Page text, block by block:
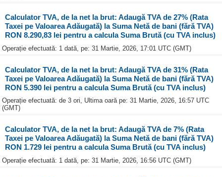
Calculator TVA, de la net la brut: Adaugă TVA de 27% (Rata
Taxei pe Valoarea Adăugată) la Suma Netă de bani (fără TVA)
RON 8.290,83 lei pentru a calcula Suma Brută (cu TVA inclus)
Operație efectuată: 1 dată, pe: 31 Martie, 2026, 17:01 UTC (GMT)
Calculator TVA, de la net la brut: Adaugă TVA de 31% (Rata
Taxei pe Valoarea Adăugată) la Suma Netă de bani (fără TVA)
RON 5.390 lei pentru a calcula Suma Brută (cu TVA inclus)
Operație efectuată: de 3 ori, Ultima oară pe: 31 Martie, 2026, 16:57 UTC
(GMT)
Calculator TVA, de la net la brut: Adaugă TVA de 7% (Rata
Taxei pe Valoarea Adăugată) la Suma Netă de bani (fără TVA)
RON 1.729 lei pentru a calcula Suma Brută (cu TVA inclus)
Operație efectuată: 1 dată, pe: 31 Martie, 2026, 16:56 UTC (GMT)